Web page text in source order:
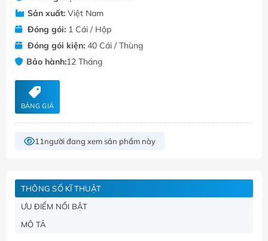
Sản xuất:Việt Nam
Đóng gói:1 Cái / Hộp
Đóng gói kiện:40 Cái / Thùng
Bảo hành:12 Tháng
BẢNG GIÁ
11 người đang xem sản phẩm này
THÔNG SỐ KĨ THUẬT
ƯU ĐIỂM NỔI BẬT
MÔ TẢ